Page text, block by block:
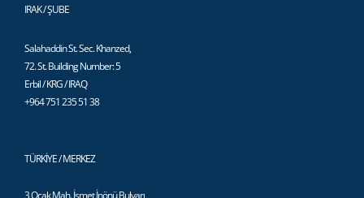
IRAK / ŞUBE
Salahaddin St. Sec. Khanzed,
72. St. Building Number: 5
Erbil / KRG / IRAQ
+964 751 235 51 38
TÜRKİYE / MERKEZ
3 Ocak Mah. İsmet İnönü Bulvarı